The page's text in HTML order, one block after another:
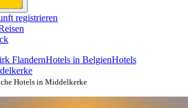
registrieren
FlandernHotels in BelgienHotels
Hotels in Middelkerke